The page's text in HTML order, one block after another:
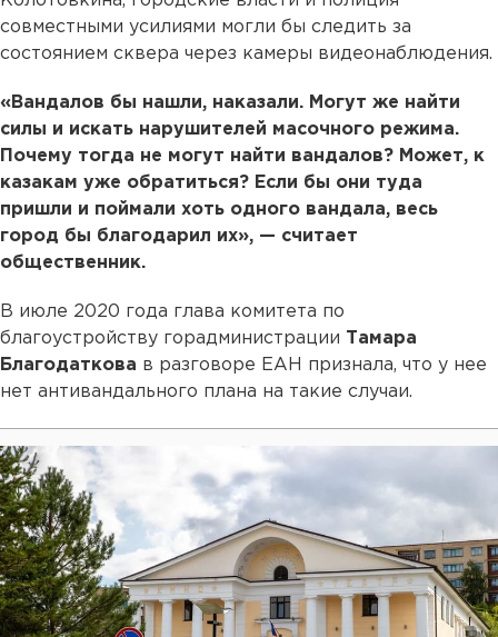
совместными усилиями могли бы следить за
состоянием сквера через камеры видеонаблюдения.
«Вандалов бы нашли, наказали. Могут же найти
силы и искать нарушителей масочного режима.
Почему тогда не могут найти вандалов? Может, к
казакам уже обратиться? Если бы они туда
пришли и поймали хоть одного вандала, весь
город бы благодарил их», — считает
общественник.
В июле 2020 года глава комитета по
благоустройству горадминистрации Тамара
Благодаткова в разговоре ЕАН признала, что у нее
нет антивандального плана на такие случаи.